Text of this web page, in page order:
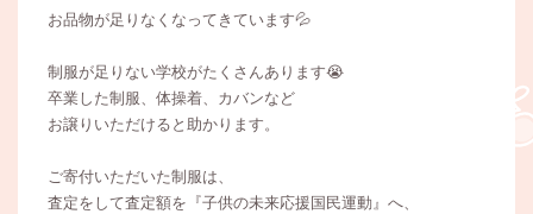
お品物が足りなくなってきています💦
制服が足りない学校がたくさんあります😭
卒業した制服、体操着、カバンなど
お譲りいただけると助かります。
ご寄付いただいた制服は、
査定をして査定額を『子供の未来応援国民運動』へ、